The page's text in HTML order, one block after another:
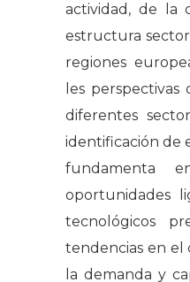
actividad, de la
estructura
regiones
les
diferentes
identificación de
fundamenta
oportunidades
tecnológicos
tendencias en
la demanda y